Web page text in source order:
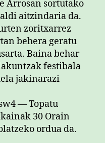
Arrosan sortutako
aitzindaria da.
zoritxarrez
behera geratu
Baina behar
festibala
jakinarazi
— Topatu
30 Orain
ordua da.